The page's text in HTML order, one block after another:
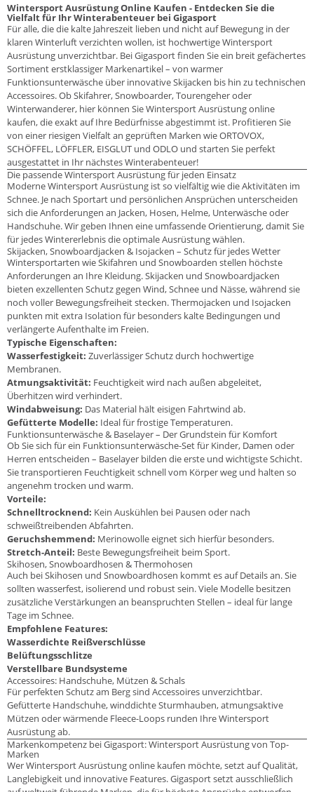
Wintersport Ausrüstung Online Kaufen - Entdecken Sie die
Vielfalt für Ihr Winterabenteuer bei Gigasport
Für alle, die die kalte Jahreszeit lieben und nicht auf Bewegung in der
klaren Winterluft verzichten wollen, ist hochwertige Wintersport
Ausrüstung unverzichtbar. Bei Gigasport finden Sie ein breit gefächertes
Sortiment erstklassiger Markenartikel – von warmer
Funktionsunterwäsche über innovative Skijacken bis hin zu technischen
Accessoires. Ob Skifahrer, Snowboarder, Tourengeher oder
Winterwanderer, hier können Sie Wintersport Ausrüstung online
kaufen, die exakt auf Ihre Bedürfnisse abgestimmt ist. Profitieren Sie
von einer riesigen Vielfalt an geprüften Marken wie ORTOVOX,
SCHÖFFEL, LÖFFLER, EISGLUT und ODLO und starten Sie perfekt
ausgestattet in Ihr nächstes Winterabenteuer!
Die passende Wintersport Ausrüstung für jeden Einsatz
Moderne Wintersport Ausrüstung ist so vielfältig wie die Aktivitäten im
Schnee. Je nach Sportart und persönlichen Ansprüchen unterscheiden
sich die Anforderungen an Jacken, Hosen, Helme, Unterwäsche oder
Handschuhe. Wir geben Ihnen eine umfassende Orientierung, damit Sie
für jedes Wintererlebnis die optimale Ausrüstung wählen.
Skijacken, Snowboardjacken & Isojacken – Schutz für jedes Wetter
Wintersportarten wie Skifahren und Snowboarden stellen höchste
Anforderungen an Ihre Kleidung. Skijacken und Snowboardjacken
bieten exzellenten Schutz gegen Wind, Schnee und Nässe, während sie
noch voller Bewegungsfreiheit stecken. Thermojacken und Isojacken
punkten mit extra Isolation für besonders kalte Bedingungen und
verlängerte Aufenthalte im Freien.
Typische Eigenschaften:
Wasserfestigkeit: Zuverlässiger Schutz durch hochwertige
Membranen.
Atmungsaktivität: Feuchtigkeit wird nach außen abgeleitet,
Überhitzen wird verhindert.
Windabweisung: Das Material hält eisigen Fahrtwind ab.
Gefütterte Modelle: Ideal für frostige Temperaturen.
Funktionsunterwäsche & Baselayer – Der Grundstein für Komfort
Ob Sie sich für ein Funktionsunterwäsche-Set für Kinder, Damen oder
Herren entscheiden – Baselayer bilden die erste und wichtigste Schicht.
Sie transportieren Feuchtigkeit schnell vom Körper weg und halten so
angenehm trocken und warm.
Vorteile:
Schnelltrocknend: Kein Auskühlen bei Pausen oder nach
schweißtreibenden Abfahrten.
Geruchshemmend: Merinowolle eignet sich hierfür besonders.
Stretch-Anteil: Beste Bewegungsfreiheit beim Sport.
Skihosen, Snowboardhosen & Thermohosen
Auch bei Skihosen und Snowboardhosen kommt es auf Details an. Sie
sollten wasserfest, isolierend und robust sein. Viele Modelle besitzen
zusätzliche Verstärkungen an beanspruchten Stellen – ideal für lange
Tage im Schnee.
Empfohlene Features:
Wasserdichte Reißverschlüsse
Belüftungsschlitze
Verstellbare Bundsysteme
Accessoires: Handschuhe, Mützen & Schals
Für perfekten Schutz am Berg sind Accessoires unverzichtbar.
Gefütterte Handschuhe, winddichte Sturmhauben, atmungsaktive
Mützen oder wärmende Fleece-Loops runden Ihre Wintersport
Ausrüstung ab.
Markenkompetenz bei Gigasport: Wintersport Ausrüstung von Top-
Marken
Wer Wintersport Ausrüstung online kaufen möchte, setzt auf Qualität,
Langlebigkeit und innovative Features. Gigasport setzt ausschließlich